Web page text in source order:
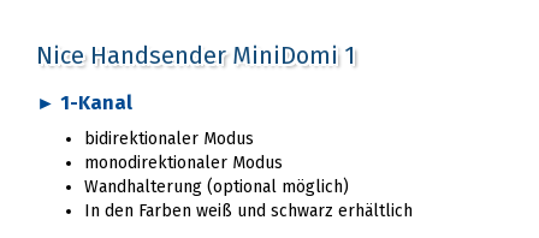
Nice Handsender MiniDomi 1
► 1-Kanal
bidirektionaler Modus
monodirektionaler Modus
Wandhalterung (optional möglich)
In den Farben weiß und schwarz erhältlich